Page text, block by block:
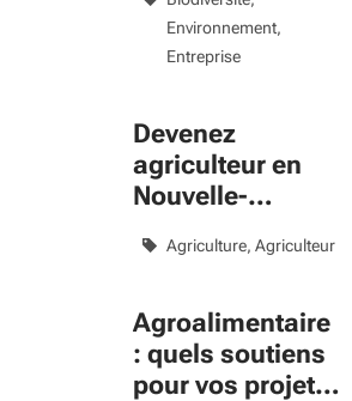
biodiversité
Environnement
Entreprise
Devenez
agriculteur en
Nouvelle-
Région vous
Agriculture Agriculteur
Agroalimentaire
: quels soutiens
pour vos projets